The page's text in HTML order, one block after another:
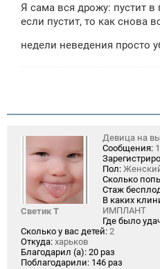
Я сама вся дрожу: пустит в
если пустит, то как снова
недели неведения просто
Светик Т
Девица на
Сообщения:
Пол:
Сколько
Стаж
В каких
ИМПЛАНТ
Где было
Сколько у вас детей: 2
Откуда: харьков
Благодарил (а): 20 раз
Поблагодарили: 146 раз